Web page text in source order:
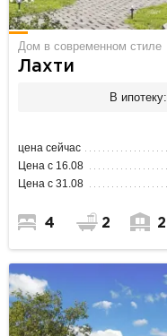
Дом в современном стиле
Лахти
В ипотеку:
цена сейчас
Цена с 16.08
Цена с 31.08
4 2 2